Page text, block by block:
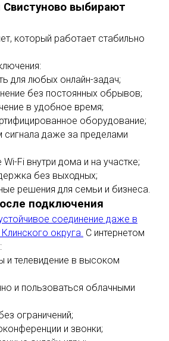
выбирают
который работает стабильно
для любых онлайн-задач;
без постоянных обрывов;
в удобное время;
оборудование;
сигнала даже за пределами
Fi внутри дома и на участке;
без выходных;
решения для семьи и бизнеса.
подключения
соединение даже в
округа. С интернетом
и телевидение в высоком
и пользоваться облачными
ограничений;
и звонки;